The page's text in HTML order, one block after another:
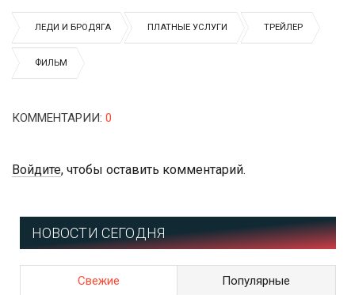
ЛЕДИ И БРОДЯГА ПЛАТНЫЕ УСЛУГИ ТРЕЙЛЕР
ФИЛЬМ
КОММЕНТАРИИ: 0
Войдите, чтобы оставить комментарий.
НОВОСТИ СЕГОДНЯ
Свежие Популярные